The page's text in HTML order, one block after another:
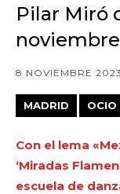
Pilar Miró
8 NOVIEMBRE 2023
MADRID OCIO
Con el lema
‘Miradas
escuela de